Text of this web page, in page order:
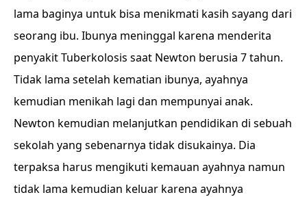
lama baginya untuk bisa menikmati kasih sayang dari
seorang ibu. Ibunya meninggal karena menderita
penyakit Tuberkolosis saat Newton berusia 7 tahun.
Tidak lama setelah kematian ibunya, ayahnya
kemudian menikah lagi dan mempunyai anak.
Newton kemudian melanjutkan pendidikan di sebuah
sekolah yang sebenarnya tidak disukainya. Dia
terpaksa harus mengikuti kemauan ayahnya namun
tidak lama kemudian keluar karena ayahnya